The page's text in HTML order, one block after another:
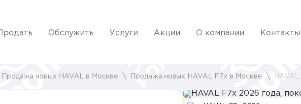
Продать Обслужить Услуги Акции О компании Контакты
Продажа новых HAVAL в Москве Продажа новых HAVAL F7x в Москве HAVAL